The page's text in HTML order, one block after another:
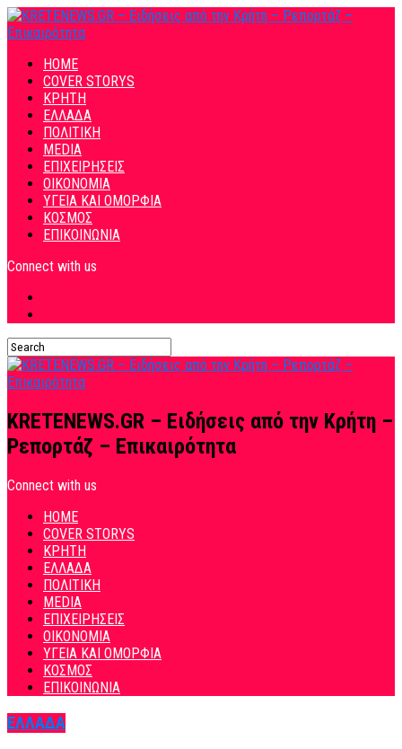
HOME
COVER STORYS
ΚΡΗΤΗ
ΕΛΛΑΔΑ
ΠΟΛΙΤΙΚΗ
MEDIA
ΕΠΙΧΕΙΡΗΣΕΙΣ
ΟΙΚΟΝΟΜΙΑ
ΥΓΕΙΑ ΚΑΙ ΟΜΟΡΦΙΑ
ΚΟΣΜΟΣ
ΕΠΙΚΟΙΝΩΝΙΑ
Connect with us
KRETENEWS.GR – Ειδήσεις από την Κρήτη –
Ρεπορτάζ – Επικαιρότητα
Connect with us
HOME
COVER STORYS
ΚΡΗΤΗ
ΕΛΛΑΔΑ
ΠΟΛΙΤΙΚΗ
MEDIA
ΕΠΙΧΕΙΡΗΣΕΙΣ
ΟΙΚΟΝΟΜΙΑ
ΥΓΕΙΑ ΚΑΙ ΟΜΟΡΦΙΑ
ΚΟΣΜΟΣ
ΕΠΙΚΟΙΝΩΝΙΑ
ΕΛΛΑΔΑ